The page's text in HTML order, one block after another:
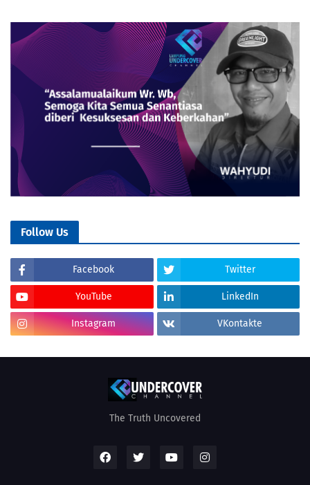
Follow Us
Facebook Twitter
YouTube LinkedIn
Instagram VKontakte
The Truth Uncovered